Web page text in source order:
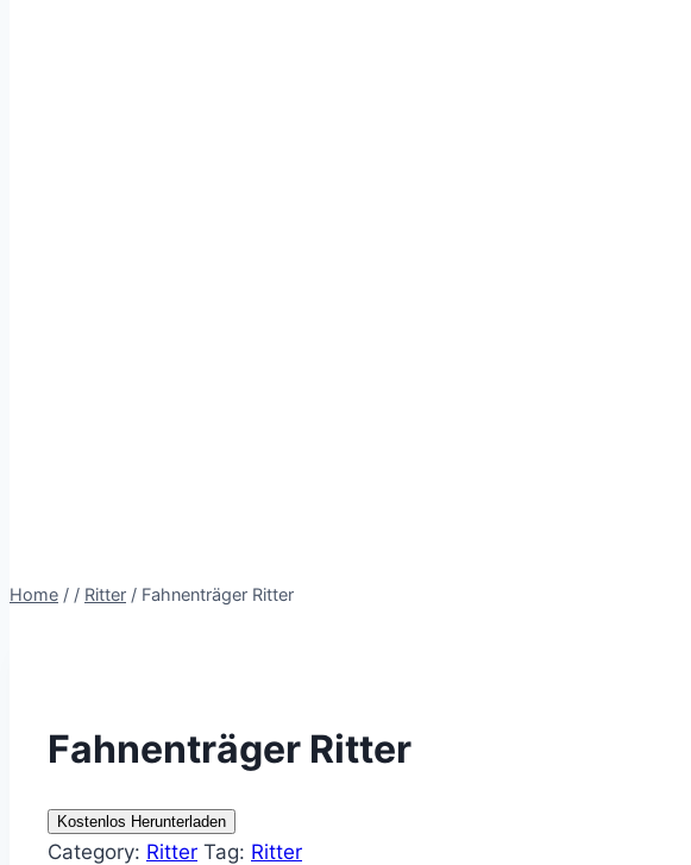
Home / / Ritter / Fahnenträger Ritter
Fahnenträger Ritter
Kostenlos Herunterladen
Category: Ritter Tag: Ritter